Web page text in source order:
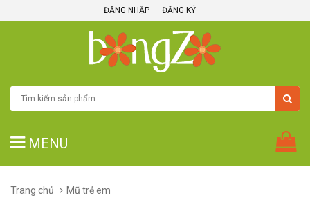
ĐĂNG NHẬP ĐĂNG KÝ
MENU
Trang chủ
Mũ trẻ em